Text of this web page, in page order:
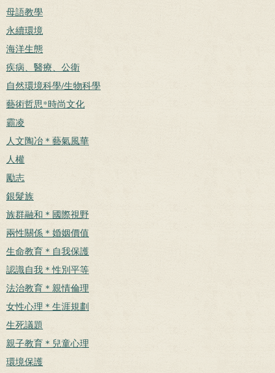
母語教學
永續環境
海洋生態
疾病、醫療、公衛
自然環境科學/生物科學
藝術哲思*時尚文化
霸凌
人文陶冶＊藝氣風華
人權
勵志
銀髮族
族群融和＊國際視野
兩性關係＊婚姻價值
生命教育＊自我保護
認識自我＊性別平等
法治教育＊親情倫理
女性心理＊生涯規劃
生死議題
親子教育＊兒童心理
環境保護